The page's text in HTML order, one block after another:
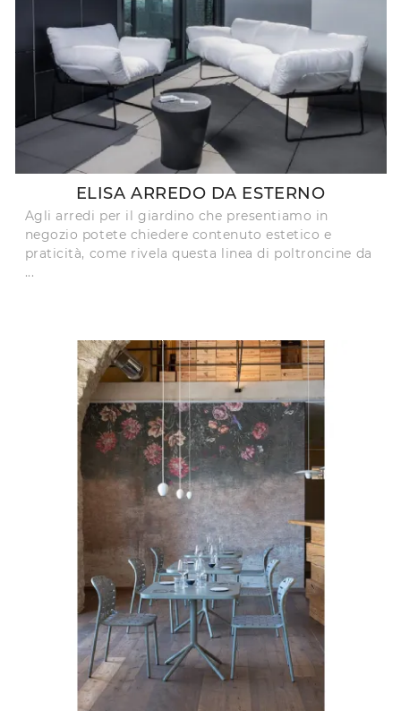
ELISA ARREDO DA ESTERNO
Agli arredi per il giardino che presentiamo in
negozio potete chiedere contenuto estetico e
praticità, come rivela questa linea di poltroncine da
...